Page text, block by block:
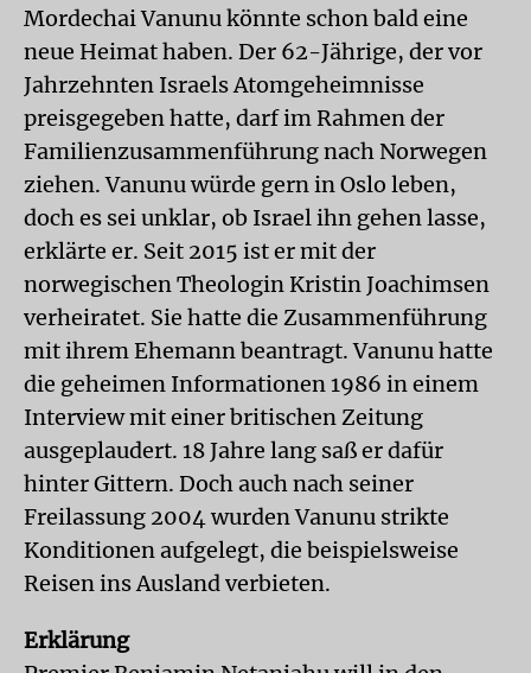
Mordechai Vanunu könnte schon bald eine
neue Heimat haben. Der 62-Jährige, der vor
Jahrzehnten Israels Atomgeheimnisse
preisgegeben hatte, darf im Rahmen der
Familienzusammenführung nach Norwegen
ziehen. Vanunu würde gern in Oslo leben,
doch es sei unklar, ob Israel ihn gehen lasse,
erklärte er. Seit 2015 ist er mit der
norwegischen Theologin Kristin Joachimsen
verheiratet. Sie hatte die Zusammenführung
mit ihrem Ehemann beantragt. Vanunu hatte
die geheimen Informationen 1986 in einem
Interview mit einer britischen Zeitung
ausgeplaudert. 18 Jahre lang saß er dafür
hinter Gittern. Doch auch nach seiner
Freilassung 2004 wurden Vanunu strikte
Konditionen aufgelegt, die beispielsweise
Reisen ins Ausland verbieten.
Erklärung